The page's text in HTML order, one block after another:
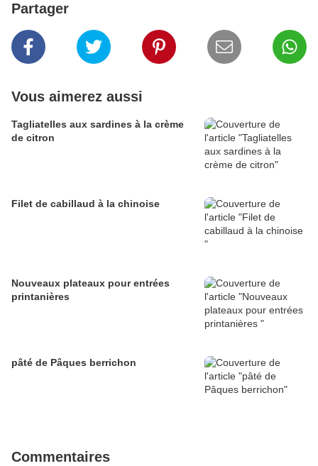
Partager
Vous aimerez aussi
Tagliatelles aux sardines à la crème
de citron
Filet de cabillaud à la chinoise
Nouveaux plateaux pour entrées
printanières
pâté de Pâques berrichon
Commentaires